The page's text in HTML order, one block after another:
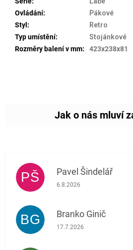
Ovládání:
Pákové
Styl :
Retro
Typ umístění:
Stojánkové
Rozměry balení v mm: 423x238x81
PŠ Pavel Šindelář
Hodnocení obchodu je 5
6.8.2026
BG Branko Ginič
Hodnocení obchodu je 5
17.7.2026